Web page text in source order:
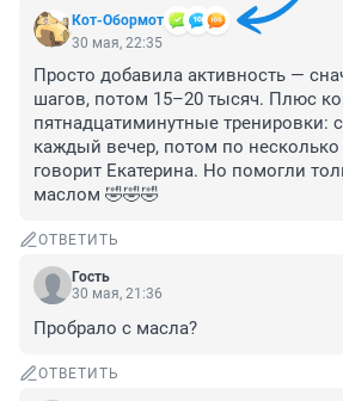
Кот-Обормот
30 мая, 22:35
Просто добавила активность —
шагов, потом 15–20 тысяч. Плюс
пятнадцатиминутные тренировки:
каждый вечер, потом по
говорит Екатерина. Но помогли
маслом 🤣🤣🤣
ОТВЕТИТЬ
Гость
30 мая, 21:36
Пробрало с масла?
ОТВЕТИТЬ